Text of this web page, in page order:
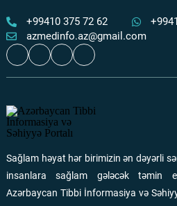
9 yaşlı Binyaminin yaşamaq ümidi
“Qızıl yaşlar” layihəsi çərçivəsində
Ən çox oxunanlar
+99410 375 72 62
azmedinfo.az@gmail.com
Sağlam həyat hər birimizin ən dəyərli
insanlara sağlam gələcək təmin
Azərbaycan Tibbi İnformasiya və